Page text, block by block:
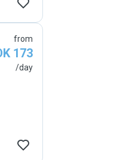
from
173
/day